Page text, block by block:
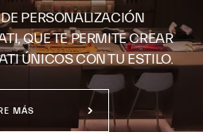
PERSONALIZACIÓN
QUE TE PERMITE CREAR
ÚNICOS CON TU ESTILO.
MÁS